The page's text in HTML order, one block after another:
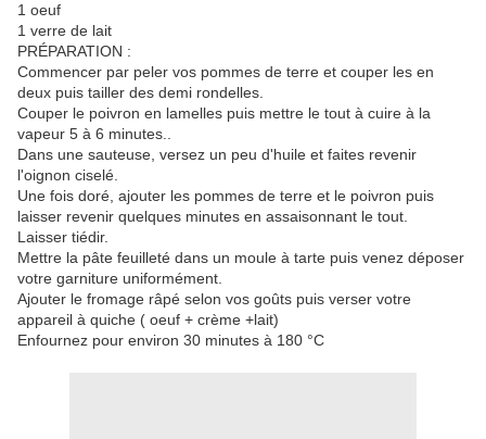
1 oeuf
1 verre de lait
PRÉPARATION :
Commencer par peler vos pommes de terre et couper les en
deux puis tailler des demi rondelles.
Couper le poivron en lamelles puis mettre le tout à cuire à la
vapeur 5 à 6 minutes..
Dans une sauteuse, versez un peu d'huile et faites revenir
l'oignon ciselé.
Une fois doré, ajouter les pommes de terre et le poivron puis
laisser revenir quelques minutes en assaisonnant le tout.
Laisser tiédir.
Mettre la pâte feuilleté dans un moule à tarte puis venez déposer
votre garniture uniformément.
Ajouter le fromage râpé selon vos goûts puis verser votre
appareil à quiche ( oeuf + crème +lait)
Enfournez pour environ 30 minutes à 180 °C